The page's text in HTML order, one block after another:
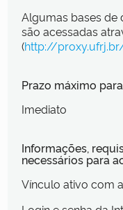
Algumas bases de
são acessadas
(http://
Prazo máximo
Imediato
Informações,
necessários para
Vínculo ativo com